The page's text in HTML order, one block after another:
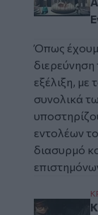
Όπως
εξέλιξη,
συνολικά
εντολέων
διασυρμό